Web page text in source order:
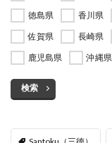
徳島県
香川県
佐賀県
長崎県
鹿児島県
沖縄県
検索
Santoku（三徳）